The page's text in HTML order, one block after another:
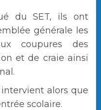
du SET, ils ont
générale les
coupures des
et de craie ainsi
alors que
scolaire.